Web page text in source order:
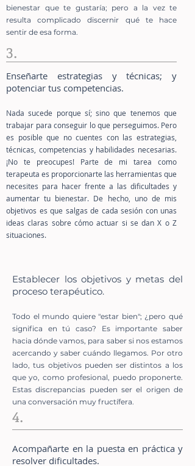
bienestar que te gustaría; pero a la vez te
resulta complicado discernir qué te hace
sentir de esa forma.
3.
Enseñarte estrategias y técnicas; y
potenciar tus competencias.
Nada sucede porque sí; sino que tenemos que
trabajar para conseguir lo que perseguimos. Pero
es posible que no cuentes con las estrategias,
técnicas, competencias y habilidades necesarias.
¡No te preocupes! Parte de mi tarea como
terapeuta es proporcionarte las herramientas que
necesites para hacer frente a las dificultades y
aumentar tu bienestar. De hecho, uno de mis
objetivos es que salgas de cada sesión con unas
ideas claras sobre cómo actuar si se dan X o Z
situaciones.
4.
Establecer los objetivos y metas del
proceso terapéutico.
Todo el mundo quiere "estar bien"; ¿pero qué
significa en tú caso? Es importante saber
hacia dónde vamos, para saber si nos estamos
acercando y saber cuándo llegamos. Por otro
lado, tus objetivos pueden ser distintos a los
que yo, como profesional, puedo proponerte.
Estas discrepancias pueden ser el origen de
una conversación muy fructífera.
Acompañarte en la puesta en práctica y
resolver dificultades.